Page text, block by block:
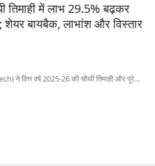
तिमाही में लाभ 29.5% बढ़कर
बायबैक, लाभांश और विस्तार
ने वित्त वर्ष 2025-26 की चौथी तिमाही और पूरे...